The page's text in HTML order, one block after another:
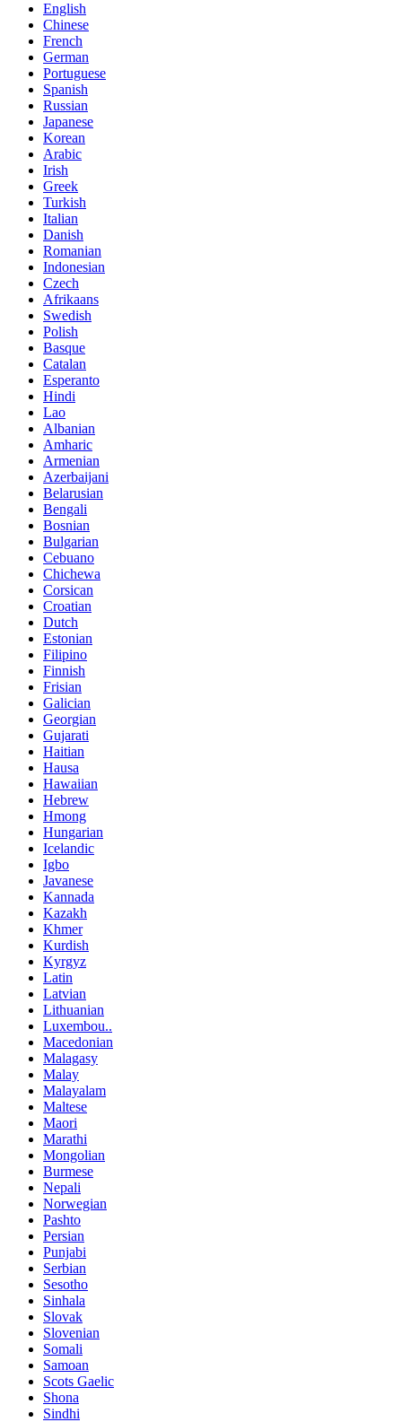
English
Chinese
French
German
Portuguese
Spanish
Russian
Japanese
Korean
Arabic
Irish
Greek
Turkish
Italian
Danish
Romanian
Indonesian
Czech
Afrikaans
Swedish
Polish
Basque
Catalan
Esperanto
Hindi
Lao
Albanian
Amharic
Armenian
Azerbaijani
Belarusian
Bengali
Bosnian
Bulgarian
Cebuano
Chichewa
Corsican
Croatian
Dutch
Estonian
Filipino
Finnish
Frisian
Galician
Georgian
Gujarati
Haitian
Hausa
Hawaiian
Hebrew
Hmong
Hungarian
Icelandic
Igbo
Javanese
Kannada
Kazakh
Khmer
Kurdish
Kyrgyz
Latin
Latvian
Lithuanian
Luxembou..
Macedonian
Malagasy
Malay
Malayalam
Maltese
Maori
Marathi
Mongolian
Burmese
Nepali
Norwegian
Pashto
Persian
Punjabi
Serbian
Sesotho
Sinhala
Slovak
Slovenian
Somali
Samoan
Scots Gaelic
Shona
Sindhi